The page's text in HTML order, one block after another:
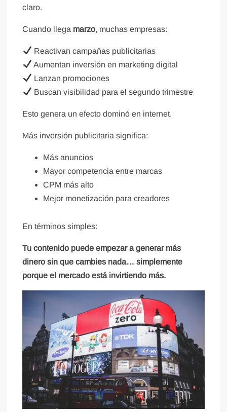
claro.
Cuando llega marzo, muchas empresas:
Reactivan campañas publicitarias
Aumentan inversión en marketing digital
Lanzan promociones
Buscan visibilidad para el segundo trimestre
Esto genera un efecto dominó en internet.
Más inversión publicitaria significa:
Más anuncios
Mayor competencia entre marcas
CPM más alto
Mejor monetización para creadores
En términos simples:
Tu contenido puede empezar a generar más
dinero sin que cambies nada… simplemente
porque el mercado está invirtiendo más.